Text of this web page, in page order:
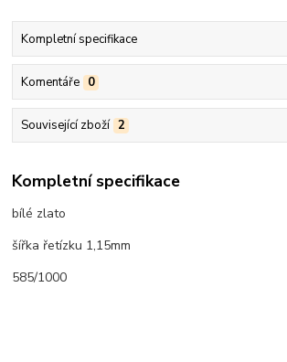
Kompletní specifikace
Komentáře 0
Související zboží 2
Kompletní specifikace
bílé zlato
šířka řetízku 1,15mm
585/1000